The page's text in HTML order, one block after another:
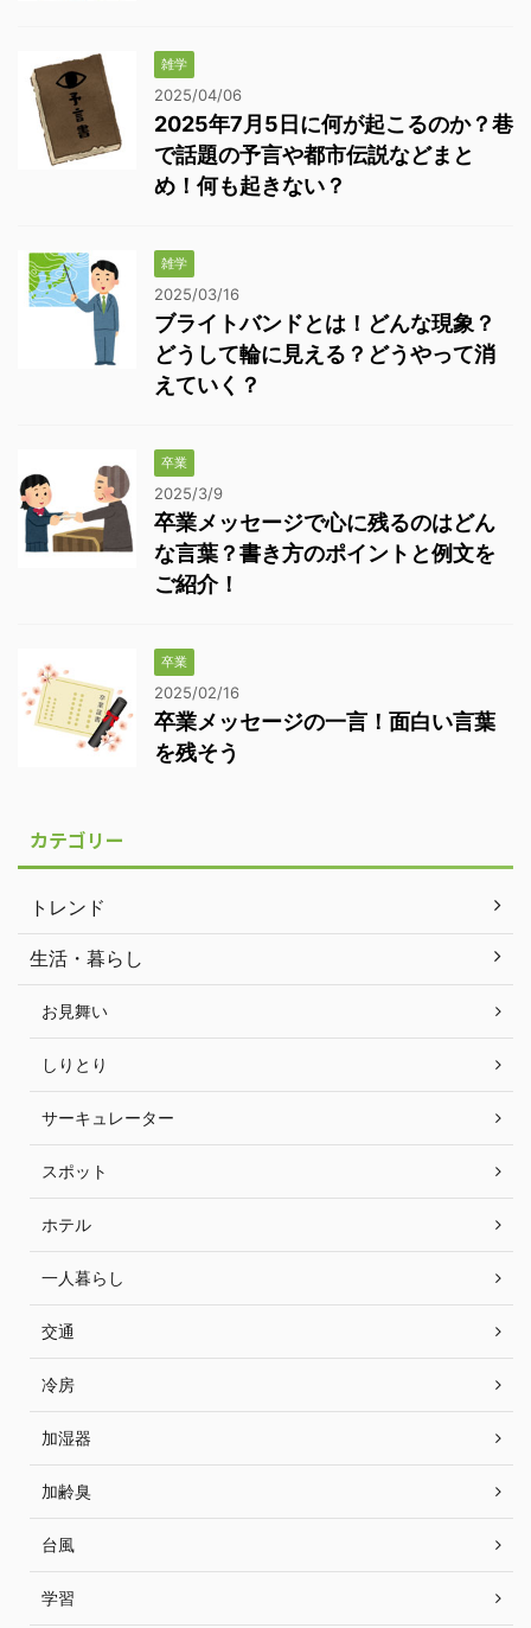
雑学
2025/04/06
2025年7月5日に何が起こるのか？巷
で話題の予言や都市伝説などまと
め！何も起きない？
雑学
2025/03/16
ブライトバンドとは！どんな現象？
どうして輪に見える？どうやって消
えていく？
卒業
2025/3/9
卒業メッセージで心に残るのはどん
な言葉？書き方のポイントと例文を
ご紹介！
卒業
2025/02/16
卒業メッセージの一言！面白い言葉
を残そう
カテゴリー
トレンド
生活・暮らし
お見舞い
しりとり
サーキュレーター
スポット
ホテル
一人暮らし
交通
冷房
加湿器
加齢臭
台風
学習